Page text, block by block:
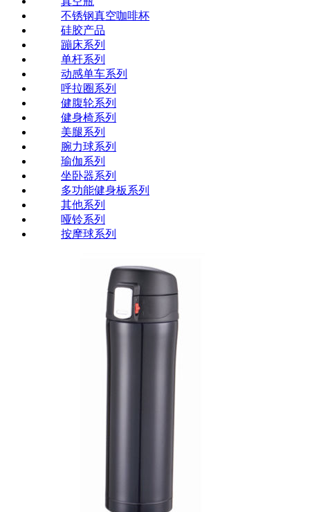
不锈钢真空咖啡杯
硅胶产品
蹦床系列
单杆系列
动感单车系列
呼拉圈系列
健腹轮系列
健身椅系列
美腿系列
腕力球系列
瑜伽系列
坐卧器系列
多功能健身板系列
其他系列
哑铃系列
按摩球系列